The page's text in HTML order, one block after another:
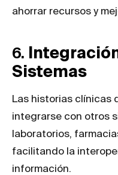
ahorrar recursos y
6.
Sistemas
Las historias clínicas
integrarse con otros
laboratorios,
facilitando la
información.